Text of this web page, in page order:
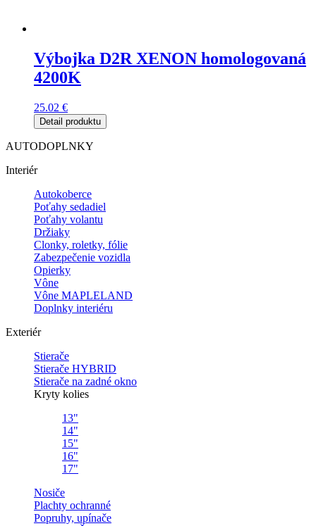
Výbojka D2R XENON homologovaná
4200K
25.02 €
Detail produktu
AUTODOPLNKY
Interiér
Autokoberce
Poťahy sedadiel
Poťahy volantu
Držiaky
Clonky, roletky, fólie
Zabezpečenie vozidla
Opierky
Vône
Vône MAPLELAND
Doplnky interiéru
Exteriér
Stierače
Stierače HYBRID
Stierače na zadné okno
Kryty kolies
13"
14"
15"
16"
17"
Nosiče
Plachty ochranné
Popruhy, upínače